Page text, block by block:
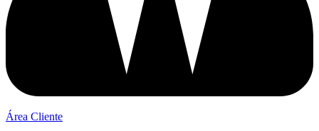
Área Cliente